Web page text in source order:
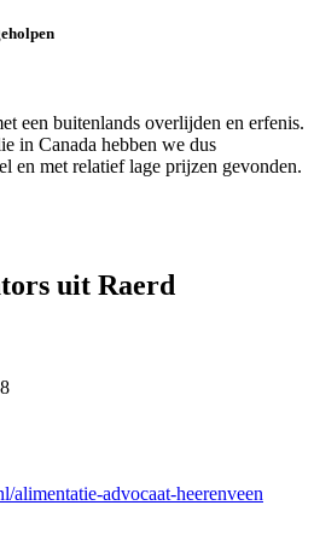
een buitenlands overlijden en erfenis.
in Canada hebben we dus
en met relatief lage prijzen gevonden.
uit Raerd
alimentatie-advocaat-heerenveen